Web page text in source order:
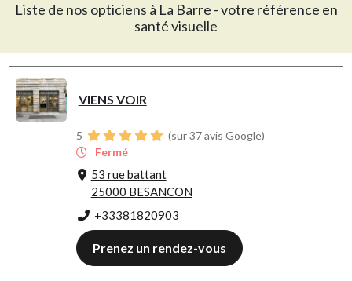
Liste de nos opticiens à La Barre - votre référence en
santé visuelle
VIENS VOIR
5
(sur 37 avis Google)
Fermé
53 rue battant
25000 BESANCON
+33381820903
Prenez un rendez-vous